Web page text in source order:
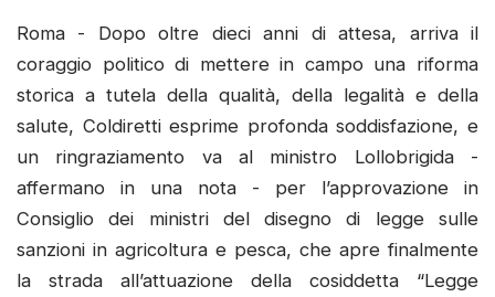
Roma - Dopo oltre dieci anni di attesa, arriva il
coraggio politico di mettere in campo una riforma
storica a tutela della qualità, della legalità e della
salute, Coldiretti esprime profonda soddisfazione, e
un ringraziamento va al ministro Lollobrigida -
affermano in una nota - per l’approvazione in
Consiglio dei ministri del disegno di legge sulle
sanzioni in agricoltura e pesca, che apre finalmente
la strada all’attuazione della cosiddetta “Legge